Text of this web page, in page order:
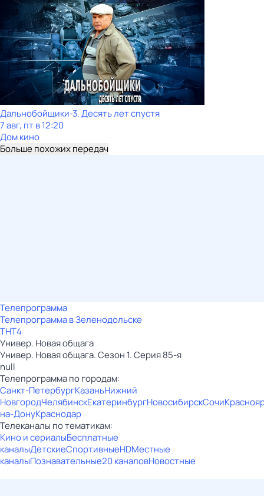
Дальнобойщики-3. Десять лет спустя
7 авг, пт в 12:20
Дом кино
Больше похожих передач
Телепрограмма
Телепрограмма в Зеленодольске
ТНТ4
Универ. Новая общага
Универ. Новая общага. Сезон 1. Серия 85-я
null
Телепрограмма по городам:
Санкт-ПетербургКазаньНижний
НовгородЧелябинскЕкатеринбургНовосибирскСочи
на-ДонуКраснодар
Телеканалы по тематикам:
Кино и сериалыБесплатные
каналыДетскиеСпортивныеHDМестные
каналыПознавательные20 каналовНовостные